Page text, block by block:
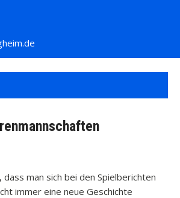
man sich bei den Spielberichten
immer eine neue Geschichte